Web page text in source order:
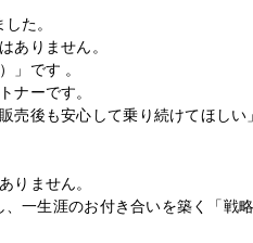
た。
ありません。
」です 。
ナーです。
売後も安心して乗り続けてほし
りません。
一生涯のお付き合いを築く「戦